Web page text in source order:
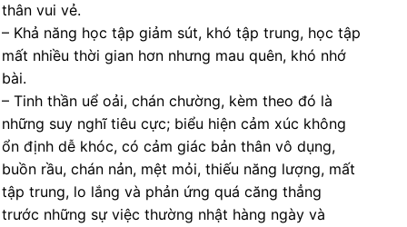
thân vui vẻ.
– Khả năng học tập giảm sút, khó tập trung, học tập
mất nhiều thời gian hơn nhưng mau quên, khó nhớ
bài.
– Tinh thần uể oải, chán chường, kèm theo đó là
những suy nghĩ tiêu cực; biểu hiện cảm xúc không
ổn định dễ khóc, có cảm giác bản thân vô dụng,
buồn rầu, chán nản, mệt mỏi, thiếu năng lượng, mất
tập trung, lo lắng và phản ứng quá căng thẳng
trước những sự việc thường nhật hàng ngày và